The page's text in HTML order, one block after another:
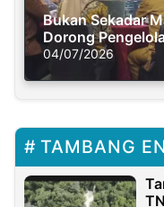
Bukan Sekadar
Dorong
Solusi Krisis Iklim
04/07/2026
TAMBANG